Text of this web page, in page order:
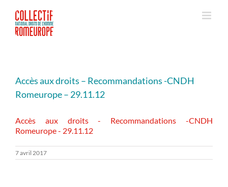
contenu
Accès aux droits – Recommandations -CNDH
Romeurope – 29.11.12
Accès aux droits - Recommandations -CNDH
Romeurope - 29.11.12
7 avril 2017